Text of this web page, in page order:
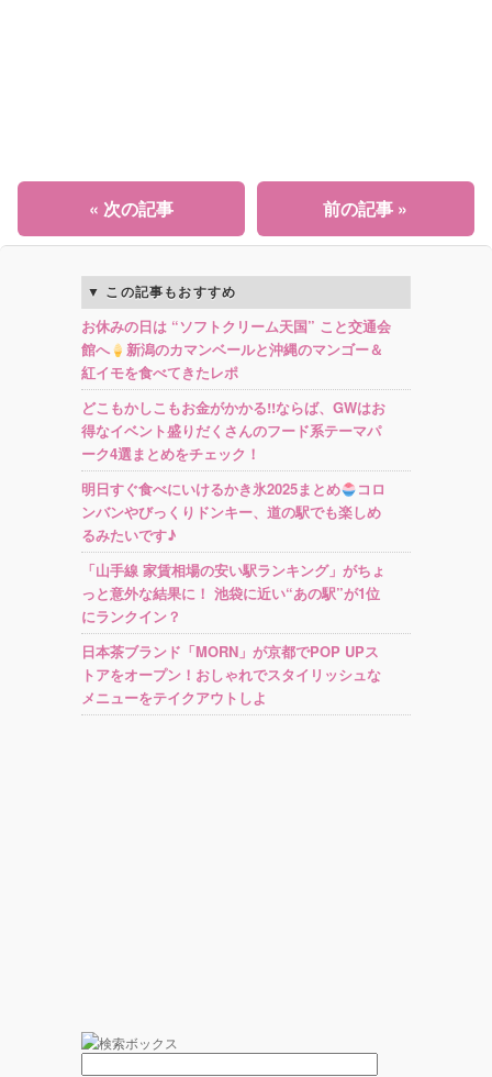
前の記事 »
« 次の記事
この記事もおすすめ
お休みの日は “ソフトクリーム天国” こと交通会
館へ
新潟のカマンベールと沖縄のマンゴー＆
紅イモを食べてきたレポ
どこもかしこもお金がかかる!!ならば、GWはお
得なイベント盛りだくさんのフード系テーマパ
ーク4選まとめをチェック！
明日すぐ食べにいけるかき氷2025まとめ
コロ
ンバンやびっくりドンキー、道の駅でも楽しめ
るみたいです♪
「山手線 家賃相場の安い駅ランキング」がちょ
っと意外な結果に！ 池袋に近い“あの駅”が1位
にランクイン？
日本茶ブランド「MORN」が京都でPOP UPス
トアをオープン！おしゃれでスタイリッシュな
メニューをテイクアウトしよ